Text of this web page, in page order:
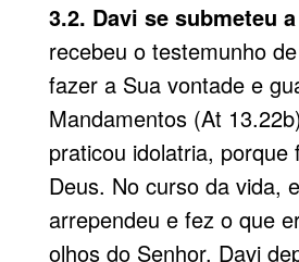
3.2. Davi se submeteu
recebeu o testemunho
fazer a Sua vontade e
Mandamentos (At
praticou idolatria, porque
Deus. No curso da vida,
arrependeu e fez o que
olhos do Senhor. Davi